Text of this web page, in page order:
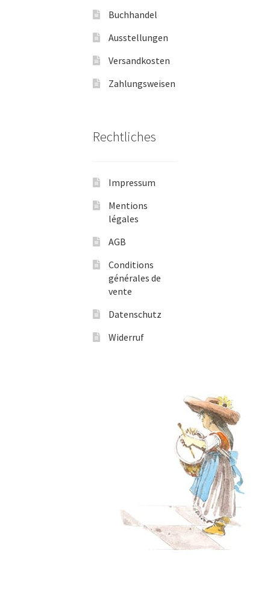
Buchhandel
Ausstellungen
Versandkosten
Zahlungsweisen
Rechtliches
Impressum
Mentions
légales
AGB
Conditions
générales de
vente
Datenschutz
Widerruf